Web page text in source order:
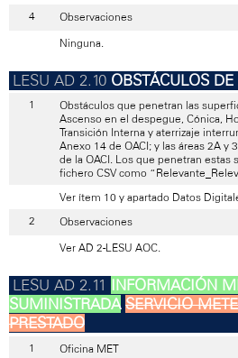
Observaciones
Ninguna.
OBSTÁCULOS
Obstáculos que penetran las
Ascenso en el despegue, Cónica,
Transición Interna y aterrizaje
Anexo 14 de OACI; y las áreas 2A y
de la OACI. Los que penetran
fichero CSV como
Ver ítem 10 y apartado Datos
Observaciones
Ver AD 2-LESU AOC.
INFORMACIÓN
SUMINISTRADA SERVICIO
PRESTADO
Oficina MET